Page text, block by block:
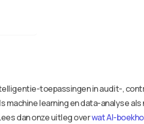
toepassingen in audit-,
learning en data-analyse
dan onze uitleg overwat AI-